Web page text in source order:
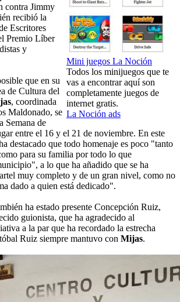
Mini juegos La Noción
Todos los minijuegos que te
vas a encontrar aquí son
completamente juegos de
internet gratis.
La Noción ads
contra Jimmy
recibió la
Escritores
Premio Líber
y
que en su
de Cultura del
, coordinada
Maldonado, se
Semana de
entre el 16 y el 21 de noviembre. En este
destacado que todo homenaje es poco "tanto
para su familia por todo lo que
a lo que ha añadido que se ha
muy completo y de un gran nivel, como no
dado a quien está dedicado".
ha estado presente Concepción Ruiz,
guionista, que ha agradecido al
a la par que ha recordado la estrecha
Ruiz siempre mantuvo con Mijas.